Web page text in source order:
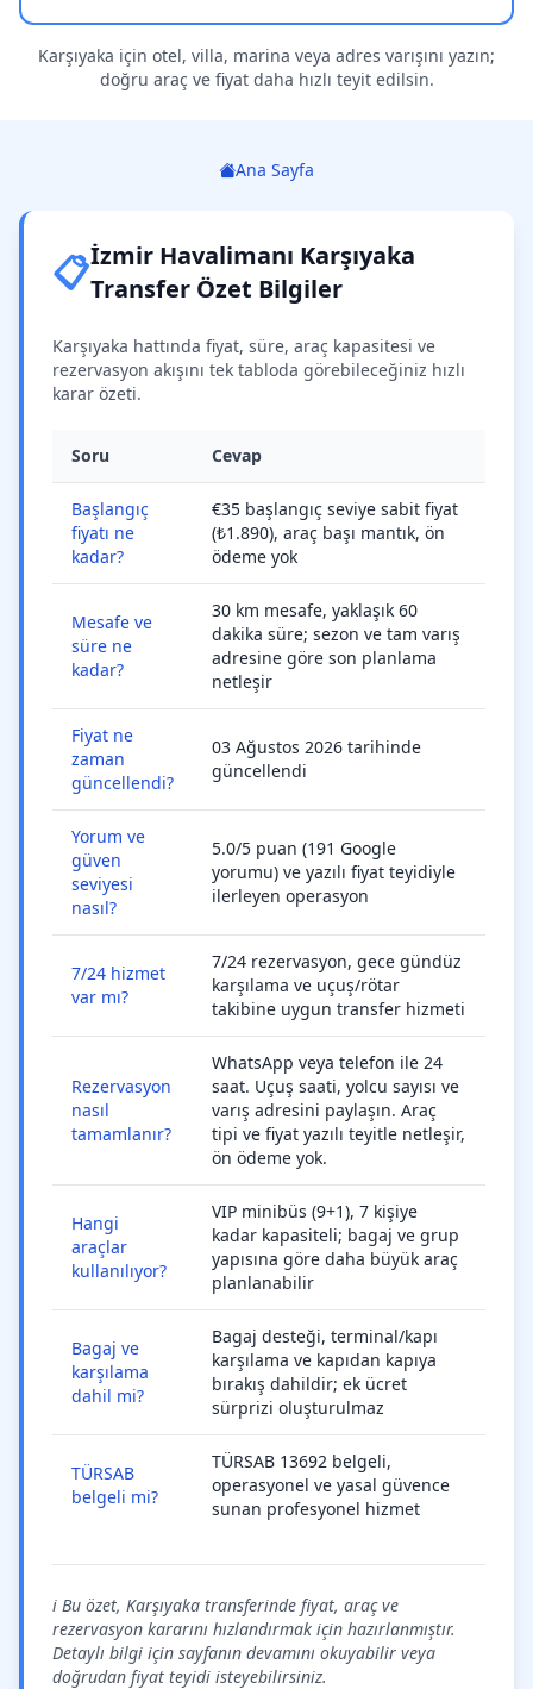
Karşıyaka için otel, villa, marina veya adres varışını yazın;
doğru araç ve fiyat daha hızlı teyit edilsin.
Ana Sayfa
📋İzmir Havalimanı Karşıyaka
Transfer Özet Bilgiler
Karşıyaka hattında fiyat, süre, araç kapasitesi ve
rezervasyon akışını tek tabloda görebileceğiniz hızlı
karar özeti.
Soru Cevap
Başlangıç
fiyatı ne
kadar?
€35 başlangıç seviye sabit fiyat
(₺1.890), araç başı mantık, ön
ödeme yok
Mesafe ve
süre ne
kadar?
30 km mesafe, yaklaşık 60
dakika süre; sezon ve tam varış
adresine göre son planlama
netleşir
Fiyat ne
zaman
güncellendi?
03 Ağustos 2026 tarihinde
güncellendi
Yorum ve
güven
seviyesi
nasıl?
5.0/5 puan (191 Google
yorumu) ve yazılı fiyat teyidiyle
ilerleyen operasyon
7/24 hizmet
var mı?
7/24 rezervasyon, gece gündüz
karşılama ve uçuş/rötar
takibine uygun transfer hizmeti
Rezervasyon
nasıl
tamamlanır?
WhatsApp veya telefon ile 24
saat. Uçuş saati, yolcu sayısı ve
varış adresini paylaşın. Araç
tipi ve fiyat yazılı teyitle netleşir,
ön ödeme yok.
Hangi
araçlar
kullanılıyor?
VIP minibüs (9+1), 7 kişiye
kadar kapasiteli; bagaj ve grup
yapısına göre daha büyük araç
planlanabilir
Bagaj ve
karşılama
dahil mi?
Bagaj desteği, terminal/kapı
karşılama ve kapıdan kapıya
bırakış dahildir; ek ücret
sürprizi oluşturulmaz
TÜRSAB
belgeli mi?
TÜRSAB 13692 belgeli,
operasyonel ve yasal güvence
sunan profesyonel hizmet
ℹ️ Bu özet, Karşıyaka transferinde fiyat, araç ve
rezervasyon kararını hızlandırmak için hazırlanmıştır.
Detaylı bilgi için sayfanın devamını okuyabilir veya
doğrudan fiyat teyidi isteyebilirsiniz.